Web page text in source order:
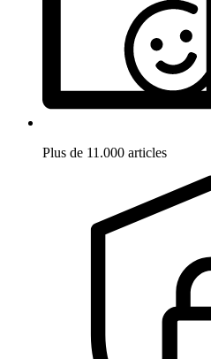
Plus de 11.000 articles